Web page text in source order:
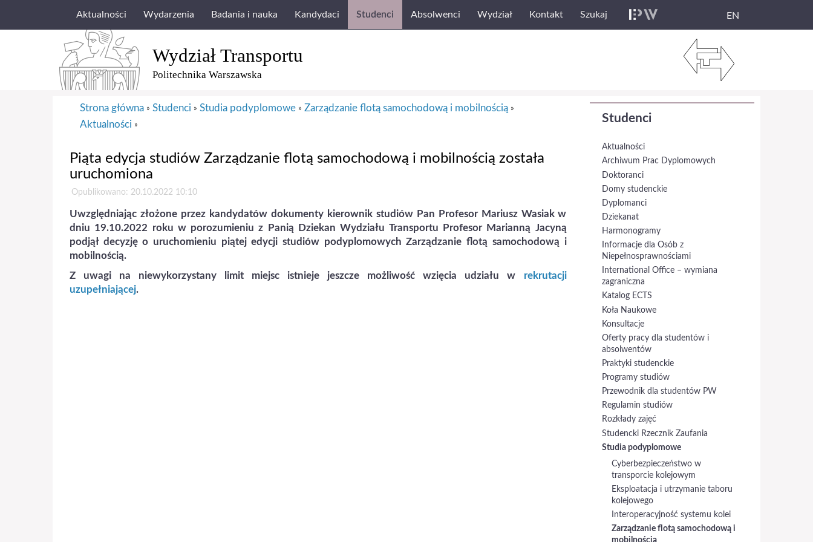
Aktualności Wydarzenia Badania i nauka Kandydaci Studenci Absolwenci Wydział Kontakt Szukaj EN
Wydział Transportu
Politechnika Warszawska
Studenci
Aktualności
Archiwum Prac Dyplomowych
Doktoranci
Domy studenckie
Dyplomanci
Dziekanat
Harmonogramy
Informacje dla Osób z
Niepełnosprawnościami
International Office – wymiana
zagraniczna
Katalog ECTS
Koła Naukowe
Konsultacje
Oferty pracy dla studentów i
absolwentów
Praktyki studenckie
Programy studiów
Przewodnik dla studentów PW
Regulamin studiów
Rozkłady zajęć
Studencki Rzecznik Zaufania
Studia podyplomowe
Cyberbezpieczeństwo w
transporcie kolejowym
Eksploatacja i utrzymanie taboru
kolejowego
Interoperacyjność systemu kolei
Zarządzanie flotą samochodową i
Strona główna » Studenci » Studia podyplomowe » Zarządzanie flotą samochodową i mobilnością »
Aktualności »
Piąta edycja studiów Zarządzanie flotą samochodową i mobilnością została
uruchomiona
Opublikowano: 20.10.2022 10:10
Uwzględniając złożone przez kandydatów dokumenty kierownik studiów Pan Profesor Mariusz Wasiak w
dniu 19.10.2022 roku w porozumieniu z Panią Dziekan Wydziału Transportu Profesor Marianną Jacyną
podjął decyzję o uruchomieniu piątej edycji studiów podyplomowych Zarządzanie flotą samochodową i
mobilnością.
Z uwagi na niewykorzystany limit miejsc istnieje jeszcze możliwość wzięcia udziału w rekrutacji
uzupełniającej.